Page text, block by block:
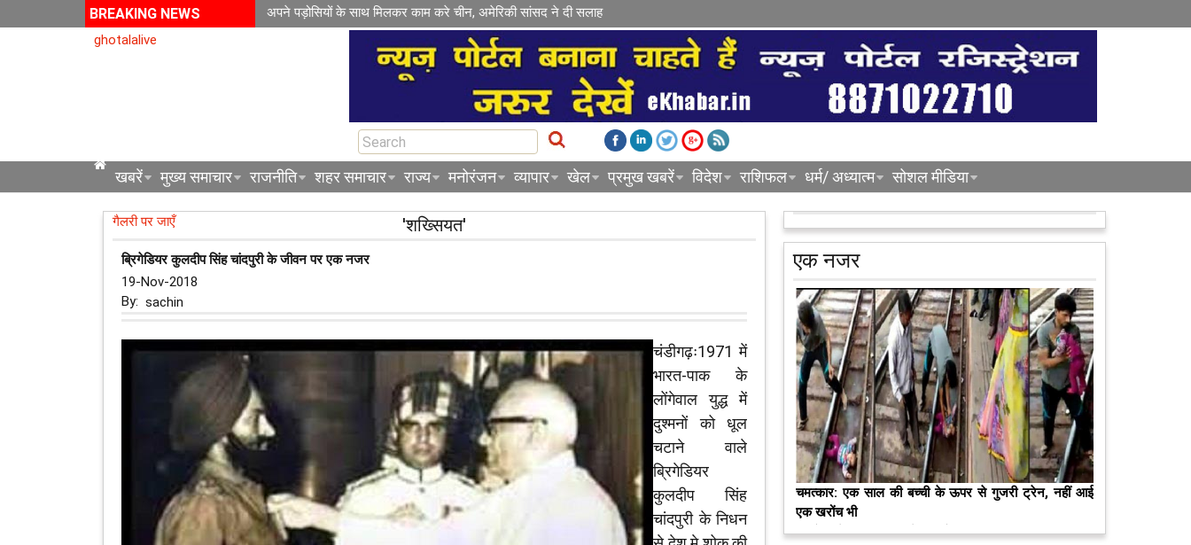
BREAKING NEWS
अपने पड़ोसियों के साथ मिलकर काम करे चीन, अमेरिकी सांसद ने दी सलाह
ghotalalive
खबरें मुख्य समाचार राजनीति शहर समाचार राज्य मनोरंजन व्यापार खेल प्रमुख खबरें विदेश राशिफल धर्म/ अध्यात्म सोशल मीडिया
गैलरी पर जाएँ 'शख्सियत'
ब्रिगेडियर कुलदीप सिंह चांदपुरी के जीवन पर एक नजर
19-Nov-2018
By: sachin
चंडीगढ़ः1971 में
भारत-पाक के
लोंगेवाल युद्ध में
दुश्मनों को धूल
चटाने वाले
ब्रिगेडियर
कुलदीप सिंह
चांदपुरी के निधन
एक नजर
मरते-मरते भी तीन लोगों को नई जिंदगी दे गई 13 वर्षीय लड़की
कुछ लोग मौत जैसी खौफनाक हकीकत को भी खूबसूरत मोड़ दे
जाते हैं। वह मरने के बाद भी इस धरती पर अपने आप को जीवित